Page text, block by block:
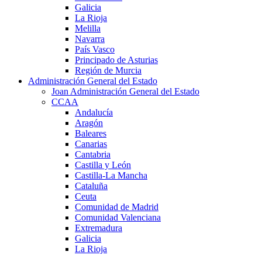
Galicia
La Rioja
Melilla
Navarra
País Vasco
Principado de Asturias
Región de Murcia
Administración General del Estado
Joan Administración General del Estado
CCAA
Andalucía
Aragón
Baleares
Canarias
Cantabria
Castilla y León
Castilla-La Mancha
Cataluña
Ceuta
Comunidad de Madrid
Comunidad Valenciana
Extremadura
Galicia
La Rioja